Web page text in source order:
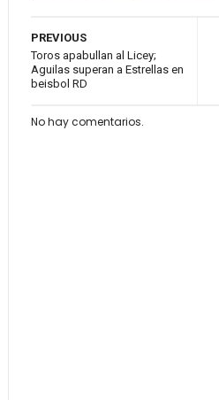
PREVIOUS
Toros apabullan al Licey;
Aguilas superan a Estrellas en
beisbol RD
No hay comentarios.